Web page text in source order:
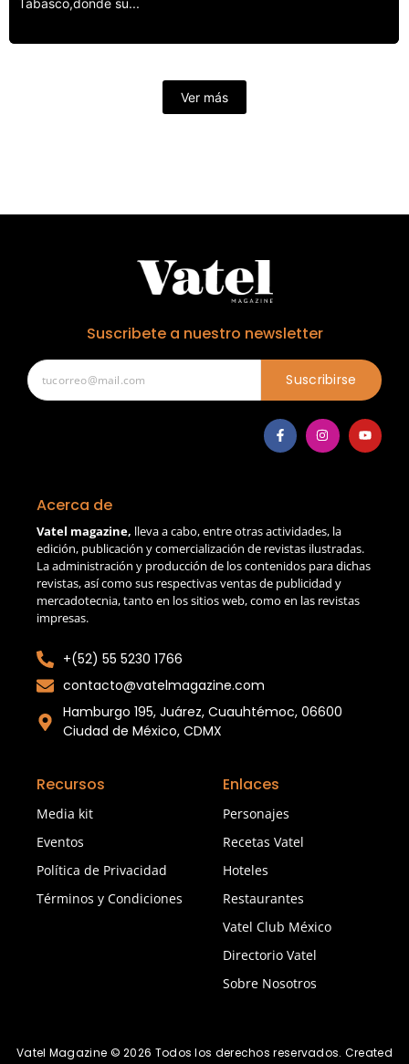
Tabasco,donde su...
Ver más
Suscribete a nuestro newsletter
Suscribirse
Acerca de
Vatel magazine, lleva a cabo, entre otras actividades, la
edición, publicación y comercialización de revistas ilustradas.
La administración y producción de los contenidos para dichas
revistas, así como sus respectivas ventas de publicidad y
mercadotecnia, tanto en los sitios web, como en las revistas
impresas.
+(52) 55 5230 1766
contacto@vatelmagazine.com
Hamburgo 195, Juárez, Cuauhtémoc, 06600
Ciudad de México, CDMX
Recursos
Media kit
Eventos
Política de Privacidad
Términos y Condiciones
Enlaces
Personajes
Recetas Vatel
Hoteles
Restaurantes
Vatel Club México
Directorio Vatel
Sobre Nosotros
Vatel Magazine © 2026 Todos los derechos reservados. Created